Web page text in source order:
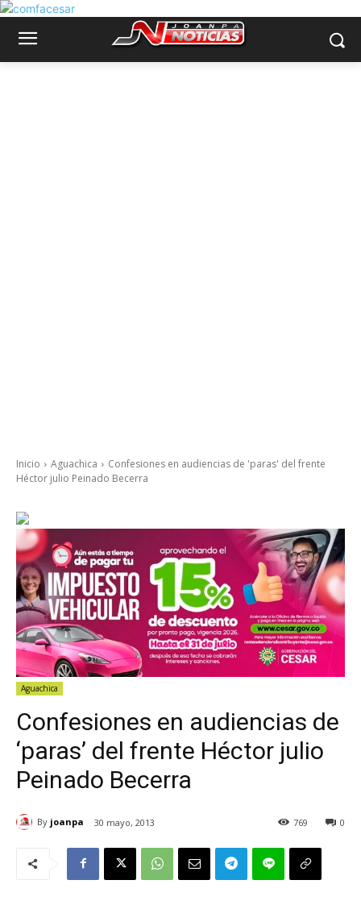
Inicio Aguachica
Confesiones en audiencias de 'paras' del frente
Héctor julio Peinado Becerra
Aguachica
Confesiones en audiencias de
‘paras’ del frente Héctor julio
Peinado Becerra
By joanpa 30 mayo, 2013 0
769